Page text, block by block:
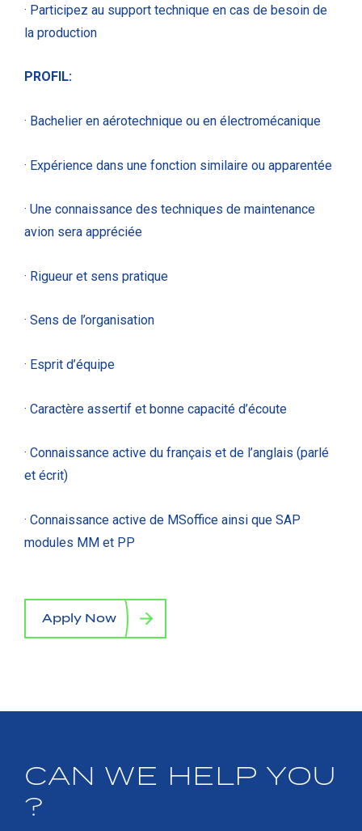
· Participez au support technique en cas de besoin de
la production
PROFIL:
· Bachelier en aérotechnique ou en électromécanique
· Expérience dans une fonction similaire ou apparentée
· Une connaissance des techniques de maintenance
avion sera appréciée
· Rigueur et sens pratique
· Sens de l’organisation
· Esprit d’équipe
· Caractère assertif et bonne capacité d’écoute
· Connaissance active du français et de l’anglais (parlé
et écrit)
· Connaissance active de MSoffice ainsi que SAP
modules MM et PP
Apply Now
CAN WE HELP YOU
?